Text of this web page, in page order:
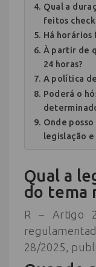
Qual a
feitos
Há horários
À partir de
24 horas?
A política
Poderá o
Onde
legislação e
Qual a
do tema
R – Artigo
28/2025,